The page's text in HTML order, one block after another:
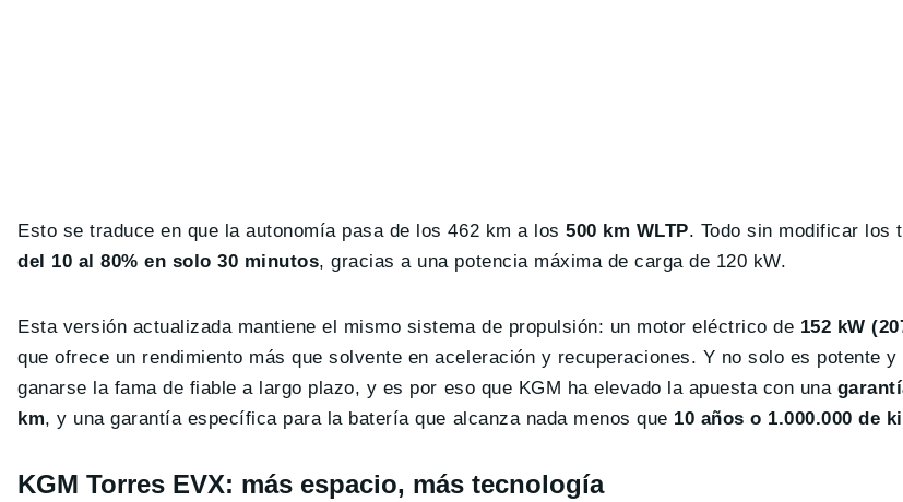
Esto se traduce en que la autonomía pasa de los 462 km a los500 km WLTP. Todo sin modificar los
del 10 al 80% en solo 30 minutos, gracias a una potencia máxima de carga de 120 kW.
Esta versión actualizada mantiene el mismo sistema de propulsión: un motor eléctrico de 152 kW
que ofrece un rendimiento más que solvente en aceleración y recuperaciones. Y no solo es potente
ganarse la fama de fiable a largo plazo, y es por eso que KGM ha elevado la apuesta con una
km, y una garantía específica para la batería que alcanza nada menos que 10 años o 1.000.000 de
KGM Torres EVX: más espacio, más tecnología